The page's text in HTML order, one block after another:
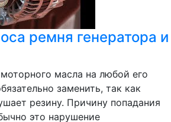
ремня генератора и
масла на любой его
заменить, так как
резину. Причину попадания
это нарушение